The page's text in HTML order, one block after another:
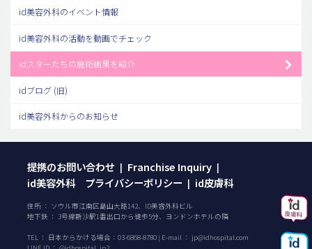
id美容外科のイベント情報
id美容外科の活動を動画でチェック
idスターたちの施術結果を紹介
idブログ (旧)
id美容外科からのお知らせ
提携のお問い合わせ | Franchise Inquiry |
id美容外科 プライバシーポリシー | id皮膚科
住所 ： ソウル市江南区島山大路142、ID美容外科ビル
地下鉄 ： 3号線新沙駅1番出口から徒歩5分、ヨンドンホテルの隣
TEL ： 日本からかける場合： 03-6868-8780 | E-mail ： jp@idhospital.com